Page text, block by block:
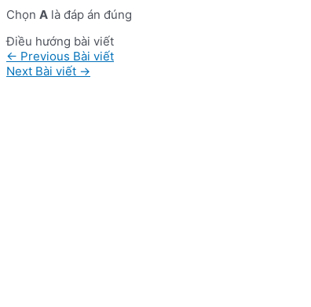
Chọn A là đáp án đúng
Điều hướng bài viết
← Previous Bài viết
Next Bài viết →